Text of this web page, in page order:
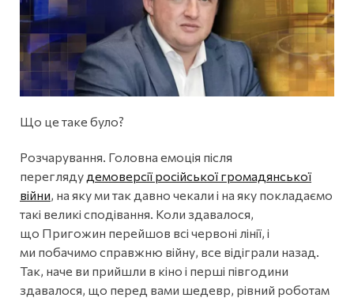
Що це таке було?
Розчарування. Головна емоція після
перегляду демоверсії російської громадянської
війни, на яку ми так давно чекали і на яку покладаємо
такі великі сподівання. Коли здавалося,
що Пригожин перейшов всі червоні лінії, і
ми побачимо справжню війну, все відіграли назад.
Так, наче ви прийшли в кіно і перші півгодини
здавалося, що перед вами шедевр, рівний роботам